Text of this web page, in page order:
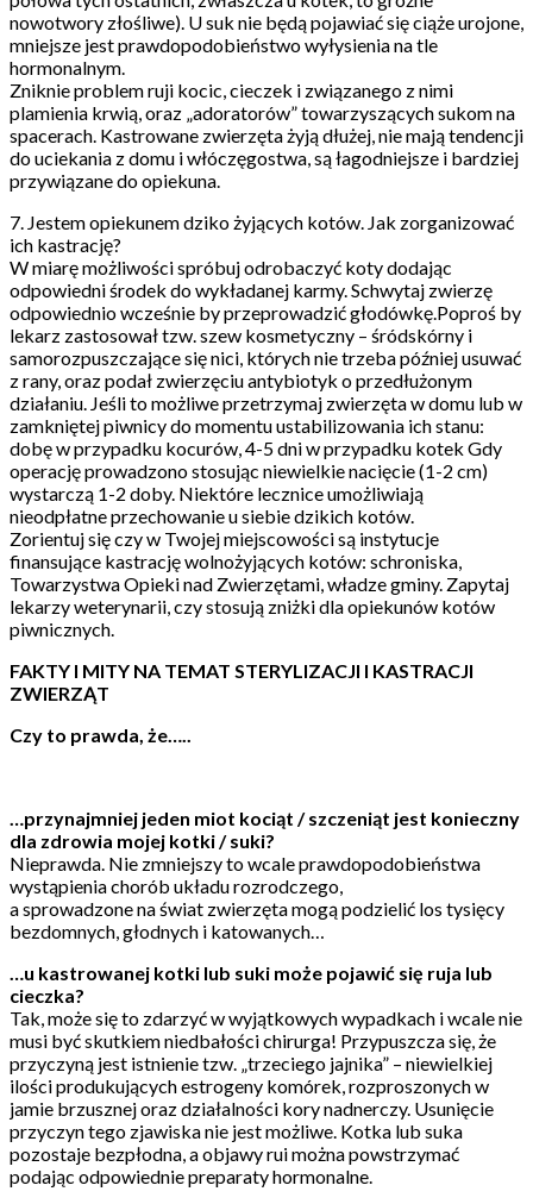
nowotwory złośliwe). U suk nie będą pojawiać się ciąże urojone,
mniejsze jest prawdopodobieństwo wyłysienia na tle
hormonalnym.
Zniknie problem ruji kocic, cieczek i związanego z nimi
plamienia krwią, oraz „adoratorów” towarzyszących sukom na
spacerach. Kastrowane zwierzęta żyją dłużej, nie mają tendencji
do uciekania z domu i włóczęgostwa, są łagodniejsze i bardziej
przywiązane do opiekuna.
7. Jestem opiekunem dziko żyjących kotów. Jak zorganizować
ich kastrację?
W miarę możliwości spróbuj odrobaczyć koty dodając
odpowiedni środek do wykładanej karmy. Schwytaj zwierzę
odpowiednio wcześnie by przeprowadzić głodówkę.Poproś by
lekarz zastosował tzw. szew kosmetyczny – śródskórny i
samorozpuszczające się nici, których nie trzeba później usuwać
z rany, oraz podał zwierzęciu antybiotyk o przedłużonym
działaniu. Jeśli to możliwe przetrzymaj zwierzęta w domu lub w
zamkniętej piwnicy do momentu ustabilizowania ich stanu:
dobę w przypadku kocurów, 4-5 dni w przypadku kotek Gdy
operację prowadzono stosując niewielkie nacięcie (1-2 cm)
wystarczą 1-2 doby. Niektóre lecznice umożliwiają
nieodpłatne przechowanie u siebie dzikich kotów.
Zorientuj się czy w Twojej miejscowości są instytucje
finansujące kastrację wolnożyjących kotów: schroniska,
Towarzystwa Opieki nad Zwierzętami, władze gminy. Zapytaj
lekarzy weterynarii, czy stosują zniżki dla opiekunów kotów
piwnicznych.
FAKTY I MITY NA TEMAT STERYLIZACJI I KASTRACJI
ZWIERZĄT
Czy to prawda, że…..
…przynajmniej jeden miot kociąt / szczeniąt jest konieczny
dla zdrowia mojej kotki / suki?
Nieprawda. Nie zmniejszy to wcale prawdopodobieństwa
wystąpienia chorób układu rozrodczego,
a sprowadzone na świat zwierzęta mogą podzielić los tysięcy
bezdomnych, głodnych i katowanych…
…u kastrowanej kotki lub suki może pojawić się ruja lub
cieczka?
Tak, może się to zdarzyć w wyjątkowych wypadkach i wcale nie
musi być skutkiem niedbałości chirurga! Przypuszcza się, że
przyczyną jest istnienie tzw. „trzeciego jajnika” – niewielkiej
ilości produkujących estrogeny komórek, rozproszonych w
jamie brzusznej oraz działalności kory nadnerczy. Usunięcie
przyczyn tego zjawiska nie jest możliwe. Kotka lub suka
pozostaje bezpłodna, a objawy rui można powstrzymać
podając odpowiednie preparaty hormonalne.